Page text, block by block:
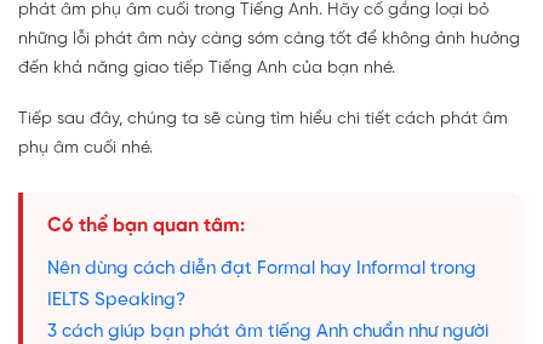
phát âm phụ âm cuối trong Tiếng Anh. Hãy cố gắng loại bỏ
những lỗi phát âm này càng sớm càng tốt để không ảnh hưởng
đến khả năng giao tiếp Tiếng Anh của bạn nhé.
Tiếp sau đây, chúng ta sẽ cùng tìm hiểu chi tiết cách phát âm
phụ âm cuối nhé.
Có thể bạn quan tâm:
Nên dùng cách diễn đạt Formal hay Informal trong
IELTS Speaking?
3 cách giúp bạn phát âm tiếng Anh chuẩn như người